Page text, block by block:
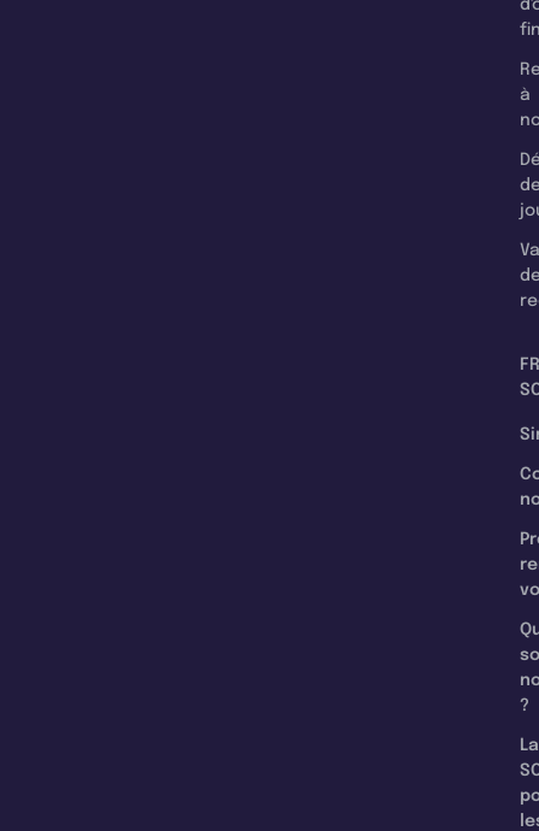
à
?
La